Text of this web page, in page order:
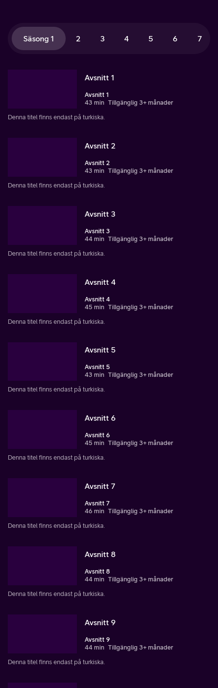
Säsong 1 2 3 4 5 6 7
Avsnitt 1
Avsnitt 1
43 min Tillgänglig 3+ månader
Denna titel finns endast på turkiska.
Avsnitt 2
Avsnitt 2
43 min Tillgänglig 3+ månader
Denna titel finns endast på turkiska.
Avsnitt 3
Avsnitt 3
44 min Tillgänglig 3+ månader
Denna titel finns endast på turkiska.
Avsnitt 4
Avsnitt 4
45 min Tillgänglig 3+ månader
Denna titel finns endast på turkiska.
Avsnitt 5
Avsnitt 5
43 min Tillgänglig 3+ månader
Denna titel finns endast på turkiska.
Avsnitt 6
Avsnitt 6
45 min Tillgänglig 3+ månader
Denna titel finns endast på turkiska.
Avsnitt 7
Avsnitt 7
46 min Tillgänglig 3+ månader
Denna titel finns endast på turkiska.
Avsnitt 8
Avsnitt 8
44 min Tillgänglig 3+ månader
Denna titel finns endast på turkiska.
Avsnitt 9
Avsnitt 9
44 min Tillgänglig 3+ månader
Denna titel finns endast på turkiska.